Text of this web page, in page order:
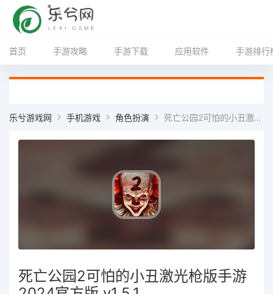
首页 手游攻略 手游下载 应用软件 手游排行
乐兮游戏网 手机游戏 角色扮演 死亡公园2可怕的小丑激光枪版手游2024官方版 v1.5.1
死亡公园2可怕的小丑激光枪版手游